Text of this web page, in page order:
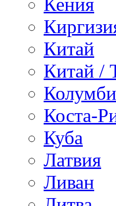
Кения
Китай
Китай /
Коста-
Куба
Латвия
Ливан